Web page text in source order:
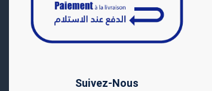
Suivez-Nous